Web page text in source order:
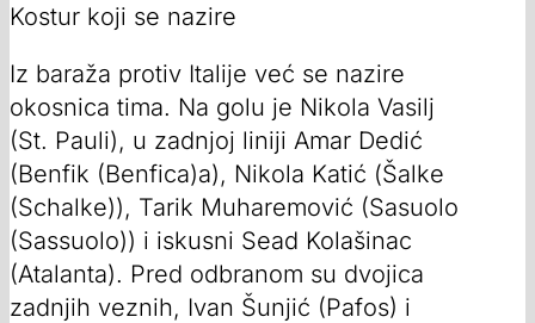
Kostur koji se nazire
Iz baraža protiv Italije već se nazire
okosnica tima. Na golu je Nikola Vasilj
(St. Pauli), u zadnjoj liniji Amar Dedić
(Benfik (Benfica)a), Nikola Katić (Šalke
(Schalke)), Tarik Muharemović (Sasuolo
(Sassuolo)) i iskusni Sead Kolašinac
(Atalanta). Pred odbranom su dvojica
zadnjih veznih, Ivan Šunjić (Pafos) i